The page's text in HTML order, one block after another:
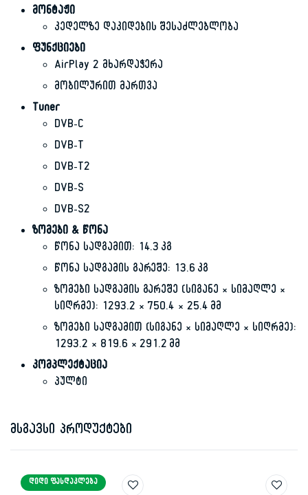
მონტაჟი
კედელზე დაკიდების შესაძლებლობა
ფუნქციები
AirPlay 2 მხარდაჭერა
მობილურით მართვა
Tuner
DVB-C
DVB-T
DVB-T2
DVB-S
DVB-S2
ზომები & წონა
წონა სადგამით: 14.3 კგ
წონა სადგამის გარეშე: 13.6 კგ
ზომები სადგამის გარეშე (სიგანე × სიმაღლე ×
სიღრმე): 1293.2 × 750.4 × 25.4 მმ
ზომები სადგამით (სიგანე × სიმაღლე × სიღრმე):
1293.2 × 819.6 × 291.2 მმ
კომპლექტაცია
პულტი
მსგავსი პროდუქტები
ᲓᲘᲓᲘ ᲤᲐᲡᲓᲐᲙᲚᲔᲑᲐ